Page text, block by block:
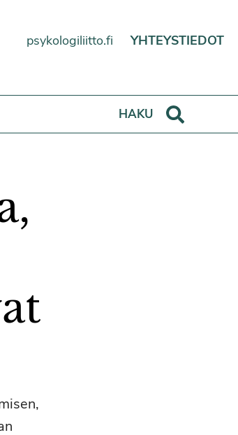
psykologiliitto.fi
YHTEYSTIEDOT
HAKU